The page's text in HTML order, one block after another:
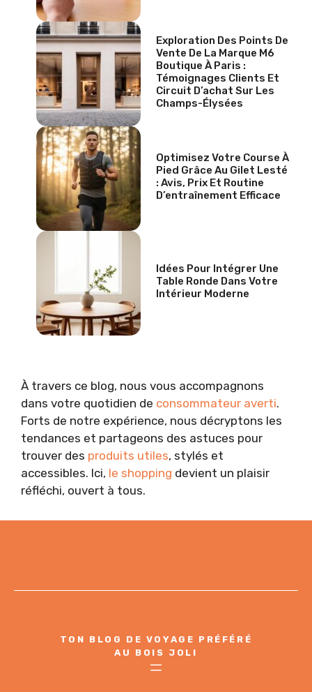
Exploration Des Points De
Vente De La Marque M6
Boutique À Paris :
Témoignages Clients Et
Circuit D’achat Sur Les
Champs-Élysées
Optimisez Votre Course À
Pied Grâce Au Gilet Lesté
: Avis, Prix Et Routine
D’entraînement Efficace
Idées Pour Intégrer Une
Table Ronde Dans Votre
Intérieur Moderne
À travers ce blog, nous vous accompagnons
dans votre quotidien de consommateur averti.
Forts de notre expérience, nous décryptons les
tendances et partageons des astuces pour
trouver des produits utiles, stylés et
accessibles. Ici, le shopping devient un plaisir
réfléchi, ouvert à tous.
TON BLOG DE VOYAGE PRÉFÉRÉ
AU BOIS JOLI